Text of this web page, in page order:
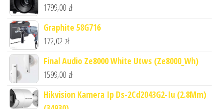
1799,00 zł
Graphite 58G716
172,02 zł
Final Audio Ze8000 White Utws (Ze8000_Wh)
1599,00 zł
Hikvision Kamera Ip Ds-2Cd2043G2-Iu (2.8Mm)